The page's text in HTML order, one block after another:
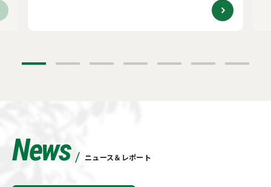
News ニュース＆レポート